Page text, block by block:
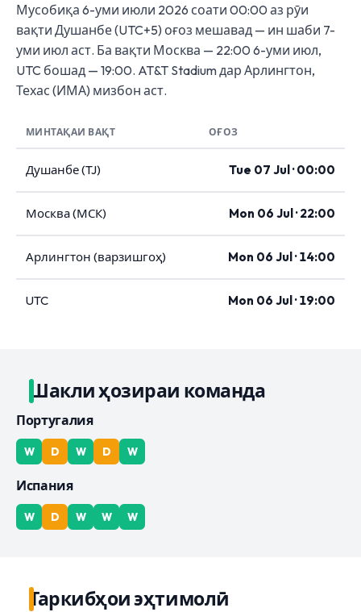
Мусобиқа 6-уми июли 2026 соати 00:00 аз рӯи
вақти Душанбе (UTC+5) оғоз мешавад — ин шаби 7-
уми июл аст. Ба вақти Москва — 22:00 6-уми июл,
UTC бошад — 19:00. AT&T Stadium дар Арлингтон,
Техас (ИМА) мизбон аст.
МИНТАҚАИ ВАҚТ ОҒОЗ
Душанбе (TJ) Tue 07 Jul · 00:00
Москва (МСК) Mon 06 Jul · 22:00
Арлингтон (варзишгоҳ) Mon 06 Jul · 14:00
UTC Mon 06 Jul · 19:00
Шакли ҳозираи команда
Португалия
W D W D W
Испания
W D W W W
Таркибҳои эҳтимолӣ